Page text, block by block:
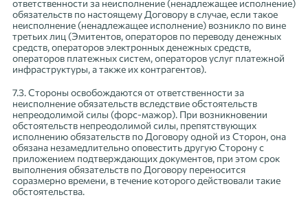
ответственности за неисполнение (ненадлежащее исполнение)
обязательств по настоящему Договору в случае, если такое
неисполнение (ненадлежащее исполнение) возникло по вине
третьих лиц (Эмитентов, операторов по переводу денежных
средств, операторов электронных денежных средств,
операторов платежных систем, операторов услуг платежной
инфраструктуры, а также их контрагентов).
7.3. Стороны освобождаются от ответственности за
неисполнение обязательств вследствие обстоятельств
непреодолимой силы (форс-мажор). При возникновении
обстоятельств непреодолимой силы, препятствующих
исполнению обязательств по Договору одной из Сторон, она
обязана незамедлительно оповестить другую Сторону с
приложением подтверждающих документов, при этом срок
выполнения обязательств по Договору переносится
соразмерно времени, в течение которого действовали такие
обстоятельства.